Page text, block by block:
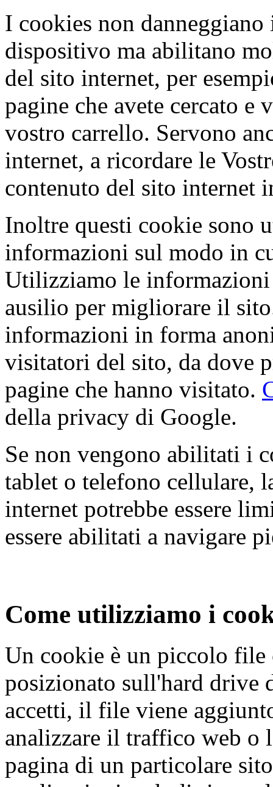
I cookies non
dispositivo ma abilitano
del sito internet, per
pagine che avete cercato e
vostro carrello. Servono
internet, a ricordare le
contenuto del sito internet
Inoltre questi cookie sono
informazioni sul modo in
Utilizziamo le
ausilio per migliorare il
informazioni in forma
visitatori del sito, da dove
pagine che hanno visitato.
della privacy di Google.
Se non vengono abilitati i
tablet o telefono cellulare,
internet potrebbe essere
essere abilitati a navigare
Come utilizziamo i
Un cookie è un piccolo file
posizionato sull'hard drive
accetti, il file viene
analizzare il traffico web o
pagina di un particolare